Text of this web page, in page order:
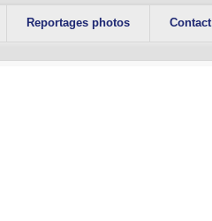
Reportages photos Contact